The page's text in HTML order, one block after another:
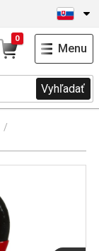
Vyhľadať
0
Menu